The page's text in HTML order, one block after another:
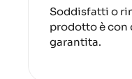
Soddisfatti o
prodotto è con
garantita.